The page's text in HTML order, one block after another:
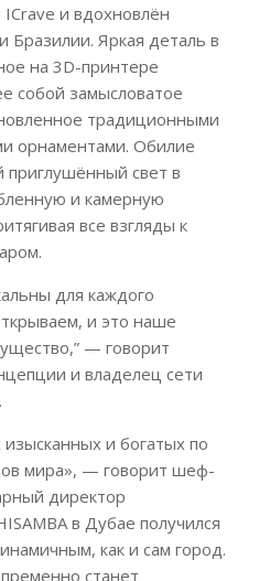
и вдохновлён
Бразилии. Яркая деталь в
на 3D-принтере
собой замысловатое
традиционными
орнаментами. Обилие
приглушённый свет в
и камерную
все взгляды к
для каждого
и это наше
— говорит
и владелец сети
и богатых по
мира», — говорит шеф-
директор
в Дубае получился
как и сам город.
станет